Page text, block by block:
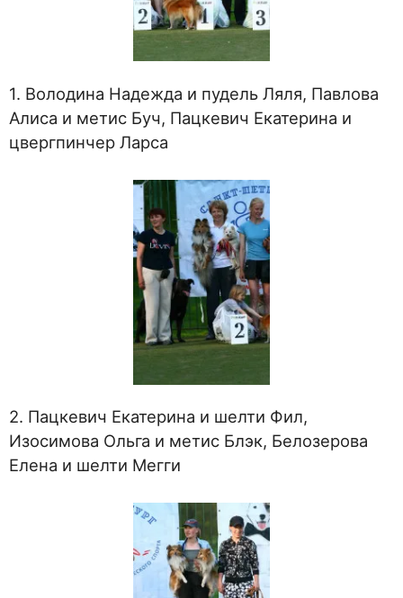
1. Володина Надежда и пудель Ляля, Павлова
Алиса и метис Буч, Пацкевич Екатерина и
цвергпинчер Ларса
2. Пацкевич Екатерина и шелти Фил,
Изосимова Ольга и метис Блэк, Белозерова
Елена и шелти Мегги